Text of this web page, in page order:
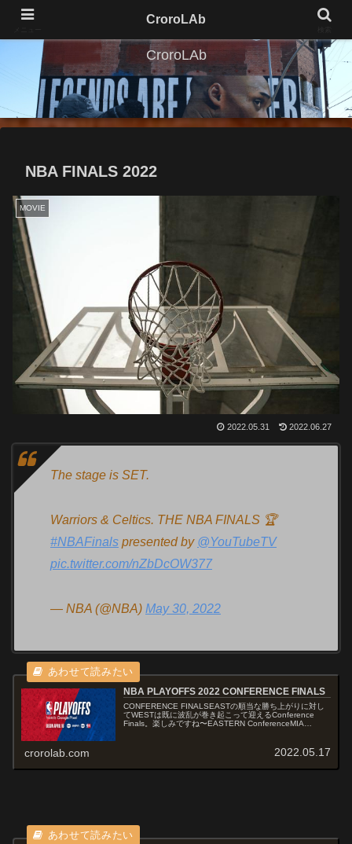
CroroLAb
NBA FINALS 2022
MOVIE
2022.05.31 2022.06.27
The stage is SET.
Warriors & Celtics. THE NBA FINALS 🏆
#NBAFinals presented by @YouTubeTV
pic.twitter.com/nZbDcOW377
— NBA (@NBA) May 30, 2022
NBA PLAYOFFS 2022 CONFERENCE FINALS
CONFERENCE FINALSEASTの順当な勝ち上がりに対し
てWESTは既に波乱が巻き起こって迎えるConference
Finals。楽しみですね〜EASTERN ConferenceMIA
crorolab.com 2022.05.17
CroroLAb